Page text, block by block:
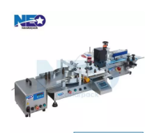
courantes...